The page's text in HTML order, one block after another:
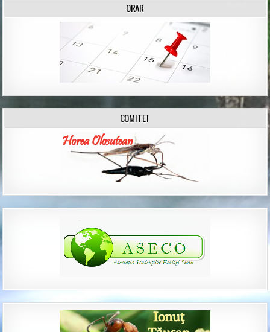
ORAR
COMITET